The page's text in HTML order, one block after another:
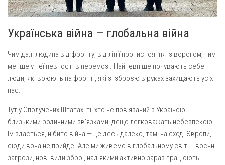
Українська війна — глобальна війна
Чим далі людина від фронту, від лінії протистояння із ворогом, тим
менше у неї певності в перемозі. Найпевніше почувають себе
люди, які воюють на фронті, які зі зброєю в руках захищають усіх
нас.
Тут у Сполучених Штатах, ті, хто не пов’язаний з Україною
близькими родинними зв’язками, дещо легковажать небезпекою.
Їм здається, нібито війна — це десь далеко, там, на сході Європи,
сюди вона не прийде. Але ми живемо в глобальному світі. І воєнні
загрози, нові види зброї, над якими активно зараз працюють